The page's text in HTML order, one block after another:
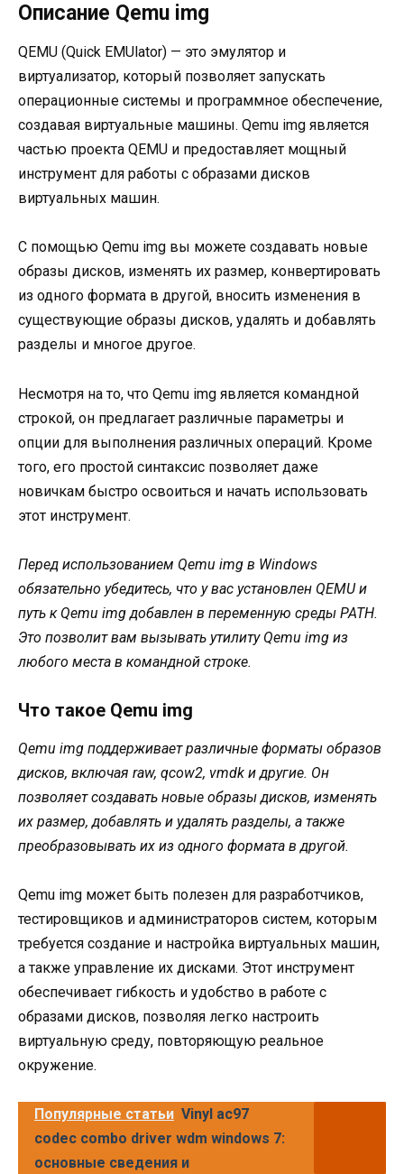
Описание Qemu img
QEMU (Quick EMUlator) — это эмулятор и
виртуализатор, который позволяет запускать
операционные системы и программное обеспечение,
создавая виртуальные машины. Qemu img является
частью проекта QEMU и предоставляет мощный
инструмент для работы с образами дисков
виртуальных машин.
С помощью Qemu img вы можете создавать новые
образы дисков, изменять их размер, конвертировать
из одного формата в другой, вносить изменения в
существующие образы дисков, удалять и добавлять
разделы и многое другое.
Несмотря на то, что Qemu img является командной
строкой, он предлагает различные параметры и
опции для выполнения различных операций. Кроме
того, его простой синтаксис позволяет даже
новичкам быстро освоиться и начать использовать
этот инструмент.
Перед использованием Qemu img в Windows
обязательно убедитесь, что у вас установлен QEMU и
путь к Qemu img добавлен в переменную среды PATH.
Это позволит вам вызывать утилиту Qemu img из
любого места в командной строке.
Что такое Qemu img
Qemu img поддерживает различные форматы образов
дисков, включая raw, qcow2, vmdk и другие. Он
позволяет создавать новые образы дисков, изменять
их размер, добавлять и удалять разделы, а также
преобразовывать их из одного формата в другой.
Qemu img может быть полезен для разработчиков,
тестировщиков и администраторов систем, которым
требуется создание и настройка виртуальных машин,
а также управление их дисками. Этот инструмент
обеспечивает гибкость и удобство в работе с
образами дисков, позволяя легко настроить
виртуальную среду, повторяющую реальное
окружение.
Популярные статьи Vinyl ac97
codec combo driver wdm windows 7:
основные сведения и